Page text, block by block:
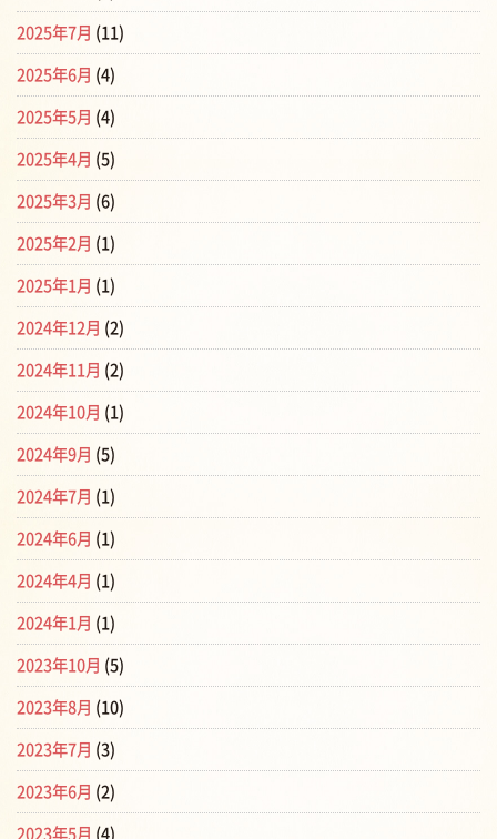
2025年7月 (11)
2025年6月 (4)
2025年5月 (4)
2025年4月 (5)
2025年3月 (6)
2025年2月 (1)
2025年1月 (1)
2024年12月 (2)
2024年11月 (2)
2024年10月 (1)
2024年9月 (5)
2024年7月 (1)
2024年6月 (1)
2024年4月 (1)
2024年1月 (1)
2023年10月 (5)
2023年8月 (10)
2023年7月 (3)
2023年6月 (2)
2023年5月 (4)